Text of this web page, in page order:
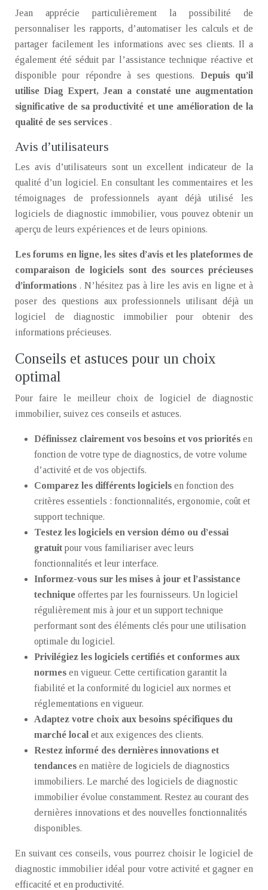
Jean apprécie particulièrement la possibilité de
personnaliser les rapports, d’automatiser les calculs et de
partager facilement les informations avec ses clients. Il a
également été séduit par l’assistance technique réactive et
disponible pour répondre à ses questions. Depuis qu’il
utilise Diag Expert, Jean a constaté une augmentation
significative de sa productivité et une amélioration de la
qualité de ses services .
Avis d’utilisateurs
Les avis d’utilisateurs sont un excellent indicateur de la
qualité d’un logiciel. En consultant les commentaires et les
témoignages de professionnels ayant déjà utilisé les
logiciels de diagnostic immobilier, vous pouvez obtenir un
aperçu de leurs expériences et de leurs opinions.
Les forums en ligne, les sites d’avis et les plateformes de
comparaison de logiciels sont des sources précieuses
d’informations . N’hésitez pas à lire les avis en ligne et à
poser des questions aux professionnels utilisant déjà un
logiciel de diagnostic immobilier pour obtenir des
informations précieuses.
Conseils et astuces pour un choix
optimal
Pour faire le meilleur choix de logiciel de diagnostic
immobilier, suivez ces conseils et astuces.
Définissez clairement vos besoins et vos priorités en
fonction de votre type de diagnostics, de votre volume
d’activité et de vos objectifs.
Comparez les différents logiciels en fonction des
critères essentiels : fonctionnalités, ergonomie, coût et
support technique.
Testez les logiciels en version démo ou d’essai
gratuit pour vous familiariser avec leurs
fonctionnalités et leur interface.
Informez-vous sur les mises à jour et l’assistance
technique offertes par les fournisseurs. Un logiciel
régulièrement mis à jour et un support technique
performant sont des éléments clés pour une utilisation
optimale du logiciel.
Privilégiez les logiciels certifiés et conformes aux
normes en vigueur. Cette certification garantit la
fiabilité et la conformité du logiciel aux normes et
réglementations en vigueur.
Adaptez votre choix aux besoins spécifiques du
marché local et aux exigences des clients.
Restez informé des dernières innovations et
tendances en matière de logiciels de diagnostics
immobiliers. Le marché des logiciels de diagnostic
immobilier évolue constamment. Restez au courant des
dernières innovations et des nouvelles fonctionnalités
disponibles.
En suivant ces conseils, vous pourrez choisir le logiciel de
diagnostic immobilier idéal pour votre activité et gagner en
efficacité et en productivité.